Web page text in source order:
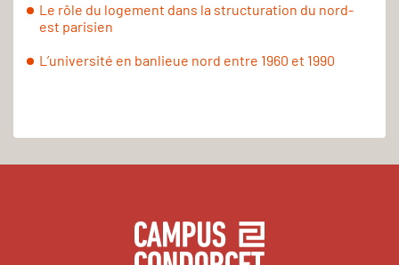
Le rôle du logement dans la structuration du nord-
est parisien
L’université en banlieue nord entre 1960 et 1990